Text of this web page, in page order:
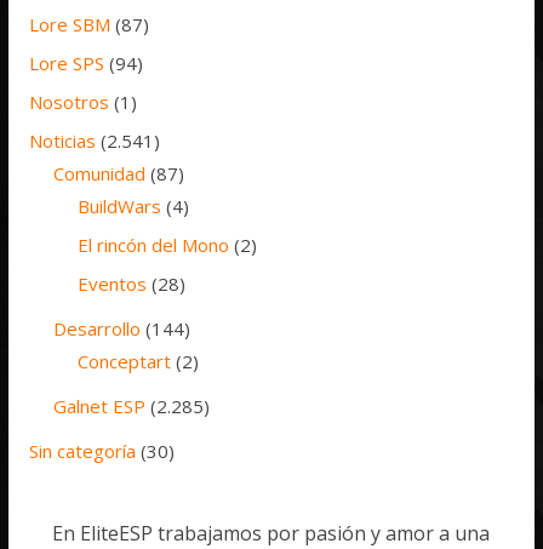
Lore SBM (87)
Lore SPS (94)
Nosotros (1)
Noticias (2.541)
Comunidad (87)
BuildWars (4)
El rincón del Mono (2)
Eventos (28)
Desarrollo (144)
Conceptart (2)
Galnet ESP (2.285)
Sin categoría (30)
En EliteESP trabajamos por pasión y amor a una